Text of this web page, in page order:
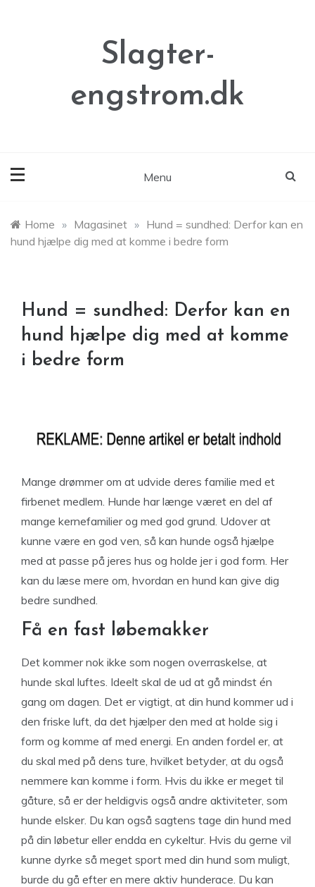
Slagter-
engstrom.dk
Menu
Home » Magasinet » Hund = sundhed: Derfor kan en
hund hjælpe dig med at komme i bedre form
Hund = sundhed: Derfor kan en
hund hjælpe dig med at komme
i bedre form
Mange drømmer om at udvide deres familie med et
firbenet medlem. Hunde har længe været en del af
mange kernefamilier og med god grund. Udover at
kunne være en god ven, så kan hunde også hjælpe
med at passe på jeres hus og holde jer i god form. Her
kan du læse mere om, hvordan en hund kan give dig
bedre sundhed.
Få en fast løbemakker
Det kommer nok ikke som nogen overraskelse, at
hunde skal luftes. Ideelt skal de ud at gå mindst én
gang om dagen. Det er vigtigt, at din hund kommer ud i
den friske luft, da det hjælper den med at holde sig i
form og komme af med energi. En anden fordel er, at
du skal med på dens ture, hvilket betyder, at du også
nemmere kan komme i form. Hvis du ikke er meget til
gåture, så er der heldigvis også andre aktiviteter, som
hunde elsker. Du kan også sagtens tage din hund med
på din løbetur eller endda en cykeltur. Hvis du gerne vil
kunne dyrke så meget sport med din hund som muligt,
burde du gå efter en mere aktiv hunderace. Du kan